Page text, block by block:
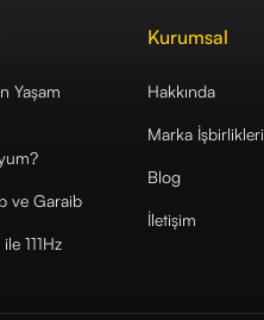
Yaşam
ve Garaib
111Hz
Kurumsal
Hakkında
Marka İşbirlikleri
Blog
İletişim